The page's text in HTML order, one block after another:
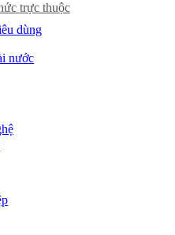
trực thuộc
dùng
nước